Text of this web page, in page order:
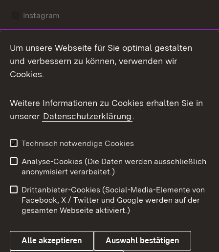
Instagram
Mastodon
Messenger
Social Wall
X / Twitter
Youtube
Benutzungshinweise
Barrierefreiheit
Datenschutz
Cookies
Um unsere Webseite für Sie optimal gestalten
und verbessern zu können, verwenden wir
Cookies.
Weitere Informationen zu Cookies erhalten Sie in
unserer Datenschutzerklärung.
Technisch notwendige Cookies
Analyse-Cookies (Die Daten werden ausschließlich
anonymisiert verarbeitet.)
Drittanbieter-Cookies (Social-Media-Elemente von
Facebook, X / Twitter und Google werden auf der
gesamten Webseite aktiviert.)
Alle akzeptieren Auswahl bestätigen